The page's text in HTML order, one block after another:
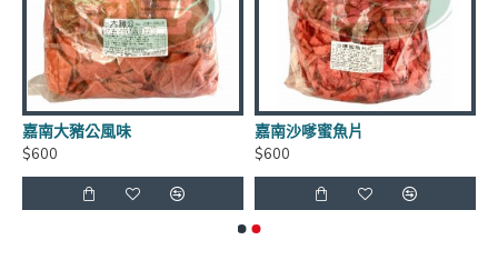
商品有效期限：客戶收到之商品距有效日期前90天以
上，(每批商品有效日期皆不同)
續費另計60元~120元
嘉南大豬公風味
$600
嘉南沙嗲蜜魚片
$600